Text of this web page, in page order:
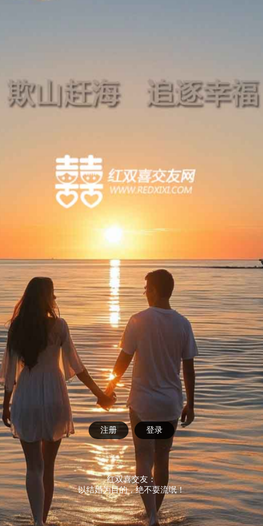
注册 登录
红双喜交友：
以结婚为目的，绝不耍流氓！